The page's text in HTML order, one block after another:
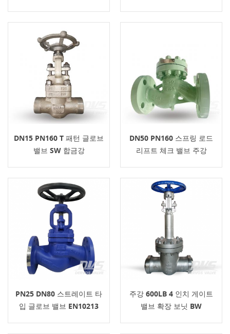
DN15 PN160 T 패턴 글로브
밸브 SW 합금강
DN50 PN160 스프링 로드
리프트 체크 밸브 주강
PN25 DN80 스트레이트 타
입 글로브 밸브 EN10213
주강 600LB 4 인치 게이트
밸브 확장 보닛 BW